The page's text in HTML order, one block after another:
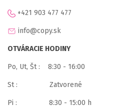
+421 903 477 477
info@copy.sk
OTVÁRACIE HODINY
Po, Ut, Št : 8:30 - 16:00
St : Zatvorené
Pi : 8:30 - 15:00 h